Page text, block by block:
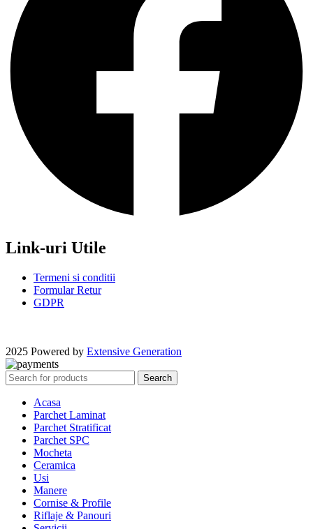
Link-uri Utile
Termeni si conditii
Formular Retur
GDPR
2025 Powered by Extensive Generation
Search
Acasa
Parchet Laminat
Parchet Stratificat
Parchet SPC
Mocheta
Ceramica
Usi
Manere
Cornise & Profile
Riflaje & Panouri